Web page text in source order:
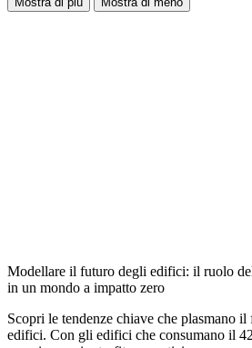
Modellare il futuro degli edifici: il ruolo
in un mondo a impatto zero
Scopri le tendenze chiave che plasmano
edifici. Con gli edifici che consumano il